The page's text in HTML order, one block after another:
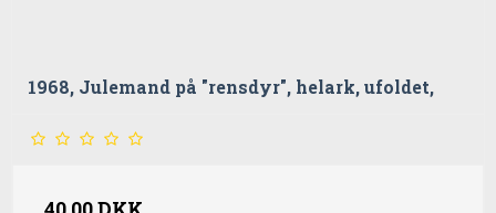
1968, Julemand på "rensdyr", helark, ufoldet,